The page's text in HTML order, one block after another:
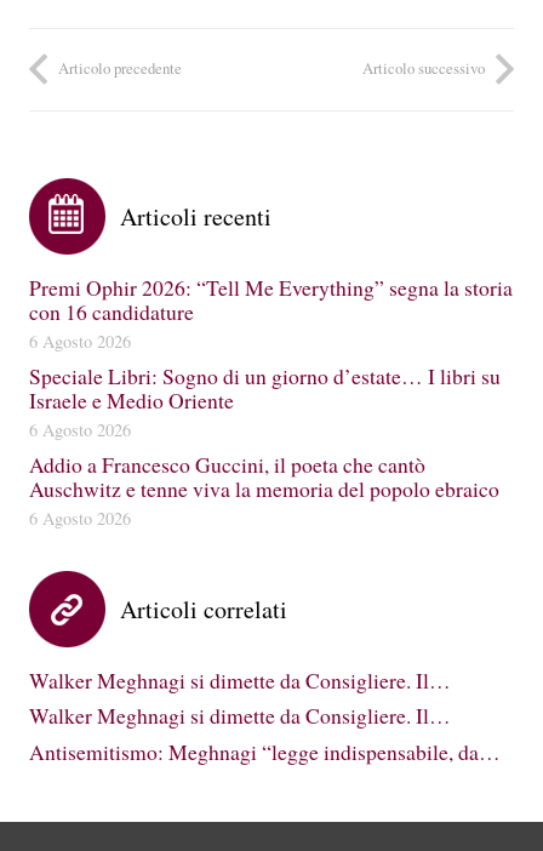
Articolo precedente Articolo successivo
Articoli recenti
Premi Ophir 2026: “Tell Me Everything” segna la storia
con 16 candidature
6 Agosto 2026
Speciale Libri: Sogno di un giorno d’estate… I libri su
Israele e Medio Oriente
6 Agosto 2026
Addio a Francesco Guccini, il poeta che cantò
Auschwitz e tenne viva la memoria del popolo ebraico
6 Agosto 2026
Articoli correlati
Walker Meghnagi si dimette da Consigliere. Il…
Walker Meghnagi si dimette da Consigliere. Il…
Antisemitismo: Meghnagi “legge indispensabile, da…